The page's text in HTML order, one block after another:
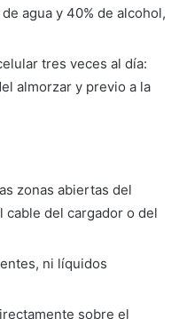
agua y 40% de alcohol,
tres veces al día:
almorzar y previo a la
zonas abiertas del
cable del cargador o del
ni líquidos
sobre el